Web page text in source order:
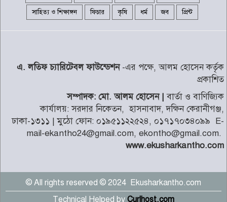
দাঁড়িয়ে থাকা ট্রাকে প্রাইভেটকারের
ধাক্কায় সহকারী জজ নিহত
৯
১০
৩১২ শিক্ষা প্রতিষ্ঠানের কেউ পাস
করেনি
সাহিত্য ও শিক্ষাঙ্গন ফিচার কৃষি ধর্ম জব প্রিন্ট
এ. লতিফ চ্যারিটেবল ফাউন্ডেশন-এর পক্ষে, আলম হোসেন কর্তৃক
প্রকাশিত
সম্পাদক: মো. আলম হোসেন |বার্তা ও বাণিজ্যিক
কার্যালয়: সরদার নিকেতন, হাসনাবাদ, দক্ষিন কেরানীগঞ্জ,
ঢাকা-১৩১১ | মুঠো ফোন: ০১৯৫১১২২৫২৪, ০১৭১৭০৩৪০৯৯ E-
mail-ekantho24@gmail.com, ekontho@gmail.com.
www.ekusharkantho.com
© All rights reserved © 2024 Ekusharkantho.com
Technical Helped by Curlhost.com